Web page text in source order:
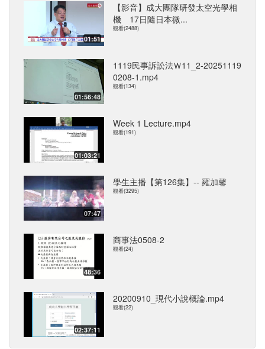
01:51
【影音】成大團隊研發太空光學相
機 17日隨日本微...
觀看(2488)
01:56:48
1119民事訴訟法Ｗ11_2-20251119
0208-1.mp4
觀看(134)
01:03:21
Week 1 Lecture.mp4
觀看(191)
07:47
學生主播【第126集】-- 羅加馨
觀看(3295)
48:36
商事法0508-2
觀看(24)
02:37:11
20200910_現代小說概論.mp4
觀看(22)